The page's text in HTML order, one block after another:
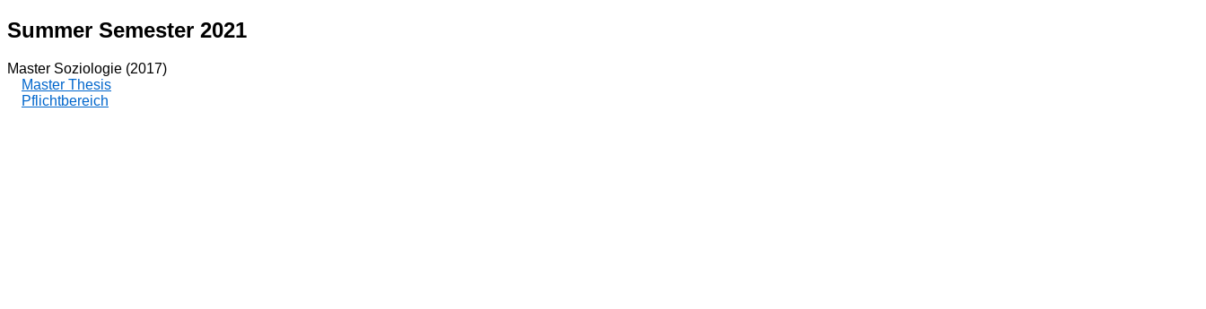
Summer Semester 2021
Master Soziologie (2017)
Master Thesis
Pflichtbereich